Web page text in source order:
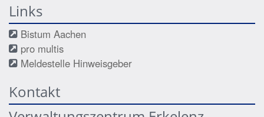
Links
Bistum Aachen
pro multis
Meldestelle Hinweisgeber
Kontakt